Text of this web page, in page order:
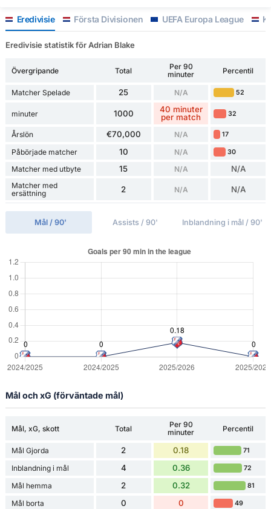
Eredivisie Första Divisionen UEFA Europa League
Eredivisie statistik för Adrian Blake
Övergripande Total
Per 90
minuter
Percentil
Matcher Spelade 25 N/A 52
minuter 1000
40 minuter
per match
32
Årslön €70,000 N/A 17
Påbörjade matcher 10 N/A 30
Matcher med utbyte 15 N/A N/A
Matcher med
ersättning
2 N/A N/A
Mål / 90' Assists / 90' Inblandning i mål / 90'
Mål och xG (förväntade mål)
Mål, xG, skott Total
Per 90
minuter
Percentil
Mål Gjorda 2 0.18 71
Inblandning i mål 4 0.36 72
Mål hemma 2 0.32 81
Mål borta 0 0 49